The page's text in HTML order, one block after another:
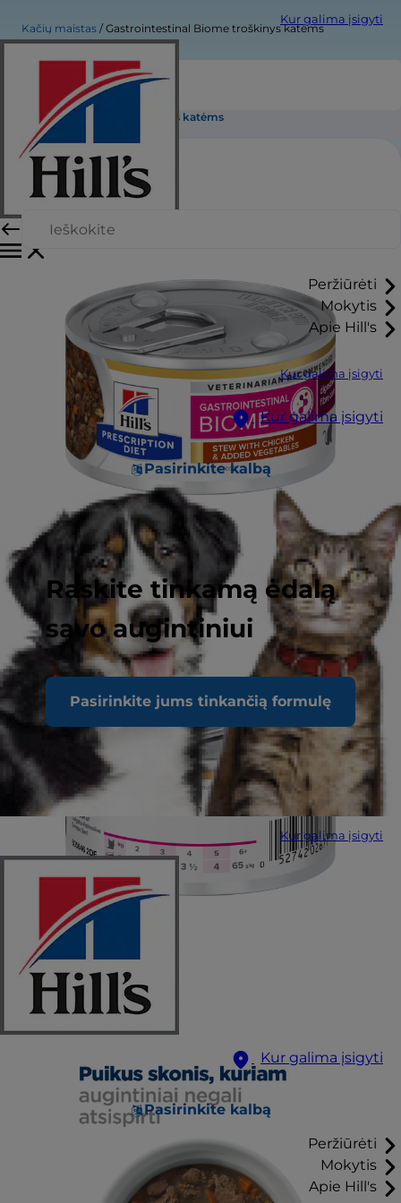
Kur galima įsigyti
Peržiūrėti
Mokytis
Apie Hill's
Kur galima įsigyti
Kur galima įsigyti
Pasirinkite kalbą
Raskite tinkamą ėdalą
savo augintiniui
Pasirinkite jums tinkančią formulę
Kur galima įsigyti
Kur galima įsigyti
Pasirinkite kalbą
Peržiūrėti
Mokytis
Apie Hill's
Kačių maistas Gastrointestinal Biome troškinys katėms
Gastrointestinal Biome troškinys katėms